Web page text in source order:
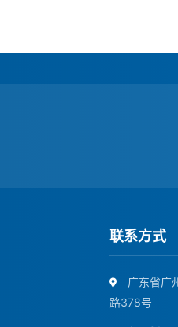
联系方式
广东省广
路378号